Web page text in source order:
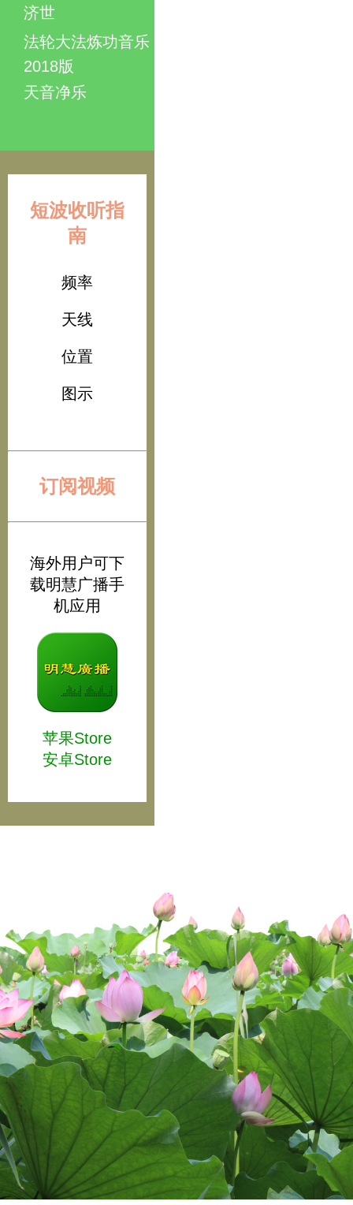
济世
法轮大法炼功音乐
2018版
天音净乐
短波收听指
南
频率
天线
位置
图示
订阅视频
海外用户可下
载明慧广播手
机应用
苹果Store
安卓Store